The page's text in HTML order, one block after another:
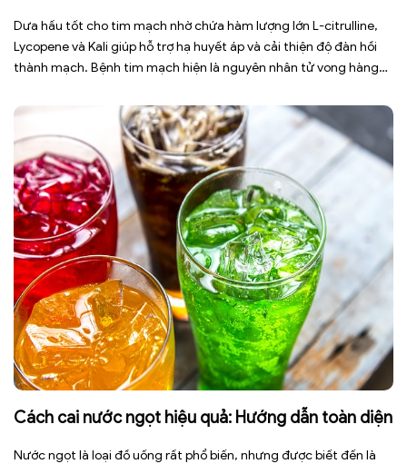
Dưa hấu tốt cho tim mạch nhờ chứa hàm lượng lớn L-citrulline,
Lycopene và Kali giúp hỗ trợ hạ huyết áp và cải thiện độ đàn hồi
thành mạch. Bệnh tim mạch hiện là nguyên nhân tử vong hàng
ngày có thể […]
Cách cai nước ngọt hiệu quả: Hướng dẫn toàn diện
Nước ngọt là loại đồ uống rất phổ biến, nhưng được biết đến là